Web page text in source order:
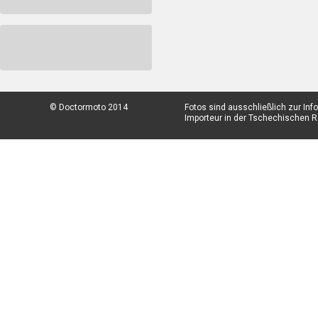
© Doctormoto 2014
Fotos sind ausschließlich zur
Importeur in der Tschechischen